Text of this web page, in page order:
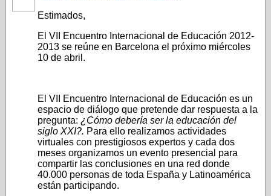
Estimados,
El VII Encuentro Internacional de Educación 2012-
2013 se reúne en Barcelona el próximo miércoles
10 de abril.
El VII Encuentro Internacional de Educación es un
espacio de diálogo que pretende dar respuesta a la
pregunta: ¿Cómo debería ser la educación del
siglo XXI?. Para ello realizamos actividades
virtuales con prestigiosos expertos y cada dos
meses organizamos un evento presencial para
compartir las conclusiones en una red donde
40.000 personas de toda España y Latinoamérica
están participando.